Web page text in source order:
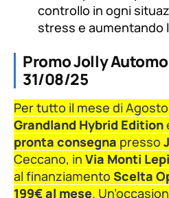
controllo in ogni
stress e aumentando
Promo Jolly
31/08/25
Per tutto il mese di
Grandland Hybrid Edition
pronta consegna presso
Ceccano, in Via Monti
al finanziamento Scelta
199€ al mese.